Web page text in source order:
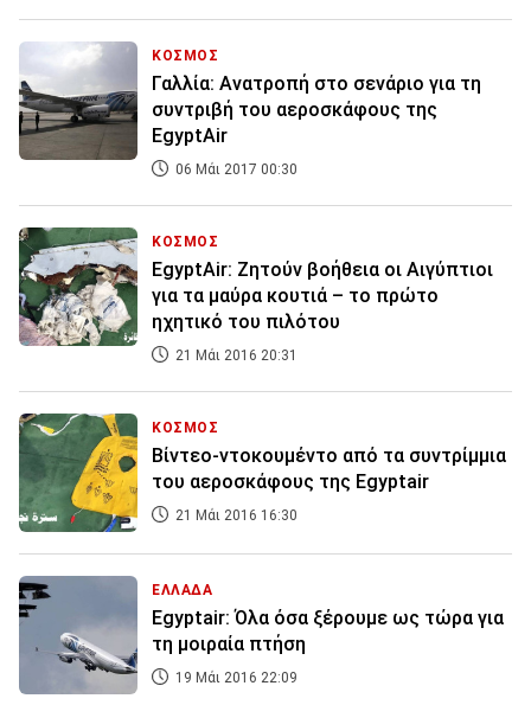
ΚΟΣΜΟΣ
Γαλλία: Ανατροπή στο σενάριο για τη
συντριβή του αεροσκάφους της
EgyptAir
06 Μάι 2017 00:30
ΚΟΣΜΟΣ
EgyptAir: Ζητούν βοήθεια οι Αιγύπτιοι
για τα μαύρα κουτιά – το πρώτο
ηχητικό του πιλότου
21 Μάι 2016 20:31
ΚΟΣΜΟΣ
Βίντεο-ντοκουμέντο από τα συντρίμμια
του αεροσκάφους της Egyptair
21 Μάι 2016 16:30
ΕΛΛΑΔΑ
Egyptair: Όλα όσα ξέρουμε ως τώρα για
τη μοιραία πτήση
19 Μάι 2016 22:09